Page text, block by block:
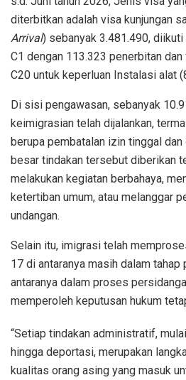
diterbitkan adalah visa kunjungan
Arrival) sebanyak 3.481.490,
C1 dengan 113.323 penerbitan
C20 untuk keperluan Instalasi alat
Di sisi pengawasan, sebanyak
keimigrasian telah dijalankan,
berupa pembatalan izin tinggal
besar tindakan tersebut diberikan
melakukan kegiatan berbahaya,
ketertiban umum, atau melanggar
undangan.
Selain itu, imigrasi telah
17 di antaranya masih dalam tahap
antaranya dalam proses
memperoleh keputusan hukum
“Setiap tindakan administratif,
hingga deportasi, merupakan
kualitas orang asing yang masuk